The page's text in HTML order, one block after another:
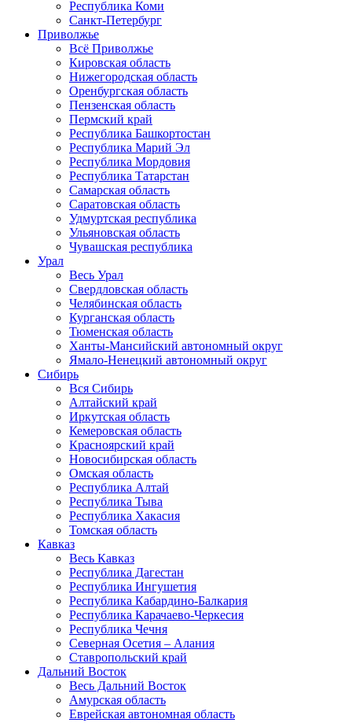
Республика Коми
Санкт-Петербург
Приволжье
Всё Приволжье
Кировская область
Нижегородская область
Оренбургская область
Пензенская область
Пермский край
Республика Башкортостан
Республика Марий Эл
Республика Мордовия
Республика Татарстан
Самарская область
Саратовская область
Удмуртская республика
Ульяновская область
Чувашская республика
Урал
Весь Урал
Свердловская область
Челябинская область
Курганская область
Тюменская область
Ханты-Мансийский автономный округ
Ямало-Ненецкий автономный округ
Сибирь
Вся Сибирь
Алтайский край
Иркутская область
Кемеровская область
Красноярский край
Новосибирская область
Омская область
Республика Алтай
Республика Тыва
Республика Хакасия
Томская область
Кавказ
Весь Кавказ
Республика Дагестан
Республика Ингушетия
Республика Кабардино-Балкария
Республика Карачаево-Черкесия
Республика Чечня
Северная Осетия – Алания
Ставропольский край
Дальний Восток
Весь Дальний Восток
Амурская область
Еврейская автономная область